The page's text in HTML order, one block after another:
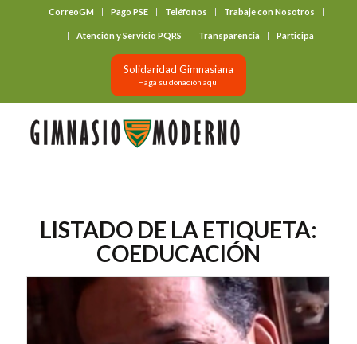
CorreoGM Pago PSE Teléfonos Trabaje con Nosotros
Atención y Servicio PQRS Transparencia Participa
Solidaridad Gimnasiana
Haga su donación aquí
LISTADO DE LA ETIQUETA:
COEDUCACIÓN